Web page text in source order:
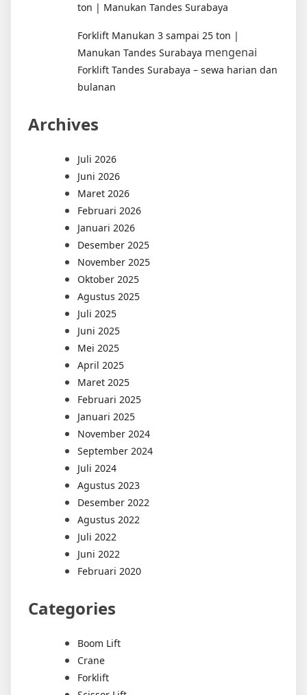
ton | Manukan Tandes Surabaya
Forklift Manukan 3 sampai 25 ton |
Manukan Tandes Surabaya mengenai
Forklift Tandes Surabaya – sewa harian dan
bulanan
Archives
Juli 2026
Juni 2026
Maret 2026
Februari 2026
Januari 2026
Desember 2025
November 2025
Oktober 2025
Agustus 2025
Juli 2025
Juni 2025
Mei 2025
April 2025
Maret 2025
Februari 2025
Januari 2025
November 2024
September 2024
Juli 2024
Agustus 2023
Desember 2022
Agustus 2022
Juli 2022
Juni 2022
Februari 2020
Categories
Boom Lift
Crane
Forklift